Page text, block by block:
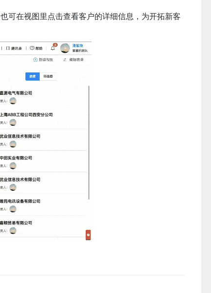
可在视图里点击查看客户的详细信息，为开拓新客